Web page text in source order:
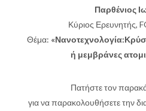
Παρθένιος
Κύριος Ερευνητής,
Θέμα:
ή μεμβράνες
Πατήστε τον
για να παρακολουθήσετε την